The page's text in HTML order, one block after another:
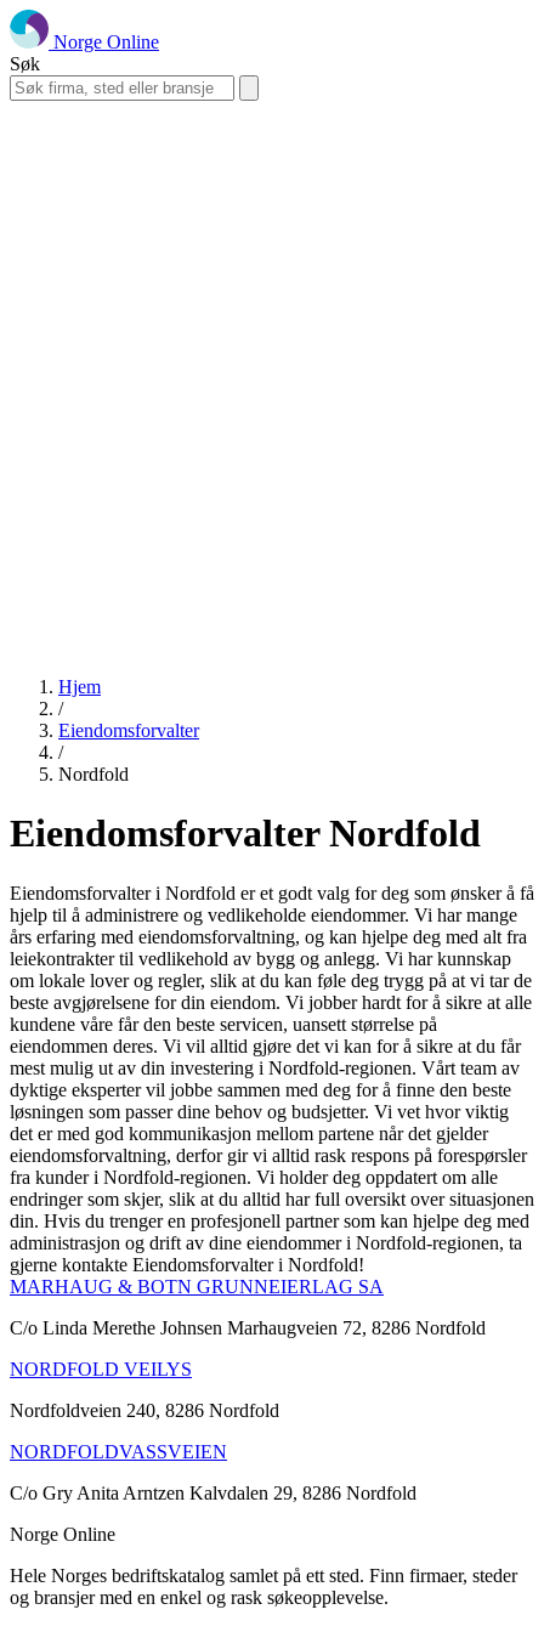
Norge Online
Søk
Hjem
/
Eiendomsforvalter
/
Nordfold
Eiendomsforvalter Nordfold
Eiendomsforvalter i Nordfold er et godt valg for deg som ønsker å få
hjelp til å administrere og vedlikeholde eiendommer. Vi har mange
års erfaring med eiendomsforvaltning, og kan hjelpe deg med alt fra
leiekontrakter til vedlikehold av bygg og anlegg. Vi har kunnskap
om lokale lover og regler, slik at du kan føle deg trygg på at vi tar de
beste avgjørelsene for din eiendom. Vi jobber hardt for å sikre at alle
kundene våre får den beste servicen, uansett størrelse på
eiendommen deres. Vi vil alltid gjøre det vi kan for å sikre at du får
mest mulig ut av din investering i Nordfold-regionen. Vårt team av
dyktige eksperter vil jobbe sammen med deg for å finne den beste
løsningen som passer dine behov og budsjetter. Vi vet hvor viktig
det er med god kommunikasjon mellom partene når det gjelder
eiendomsforvaltning, derfor gir vi alltid rask respons på forespørsler
fra kunder i Nordfold-regionen. Vi holder deg oppdatert om alle
endringer som skjer, slik at du alltid har full oversikt over situasjonen
din. Hvis du trenger en profesjonell partner som kan hjelpe deg med
administrasjon og drift av dine eiendommer i Nordfold-regionen, ta
gjerne kontakte Eiendomsforvalter i Nordfold!
MARHAUG & BOTN GRUNNEIERLAG SA
C/o Linda Merethe Johnsen Marhaugveien 72, 8286 Nordfold
NORDFOLD VEILYS
Nordfoldveien 240, 8286 Nordfold
NORDFOLDVASSVEIEN
C/o Gry Anita Arntzen Kalvdalen 29, 8286 Nordfold
Norge Online
Hele Norges bedriftskatalog samlet på ett sted. Finn firmaer, steder
og bransjer med en enkel og rask søkeopplevelse.